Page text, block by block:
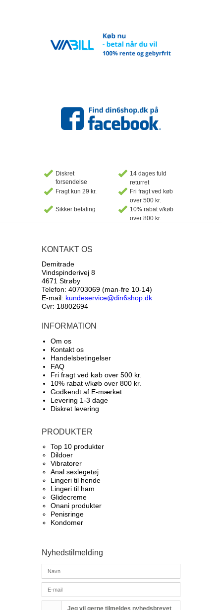
Diskret
forsendelse
14 dages fuld
returret
Fragt kun 29 kr.
Fri fragt ved køb
over 500 kr.
Sikker betaling
10% rabat v/køb
over 800 kr.
KONTAKT OS
Demitrade
Vindspinderivej 8
4671 Strøby
Telefon: 40703069 (man-fre 10-14)
E-mail: kundeservice@din6shop.dk
Cvr: 18802694
INFORMATION
Om os
Kontakt os
Handelsbetingelser
FAQ
Fri fragt ved køb over 500 kr.
10% rabat v/køb over 800 kr.
Godkendt af E-mærket
Levering 1-3 dage
Diskret levering
PRODUKTER
Top 10 produkter​
Dildoer
Vibratorer
Anal sexlegetøj
Lingeri til hende
Lingeri til ham
Glidecreme
Onani produkter
Penisringe
Kondomer
Nyhedstilmelding
Jeg vil gerne tilmeldes nyhedsbrevet